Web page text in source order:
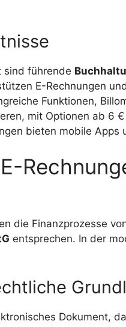
sind führende
E-Rechnungen
Funktionen,
mit Optionen ab 6
bieten mobile Apps
die Finanzprozesse
entsprechen. In der
Dokument,